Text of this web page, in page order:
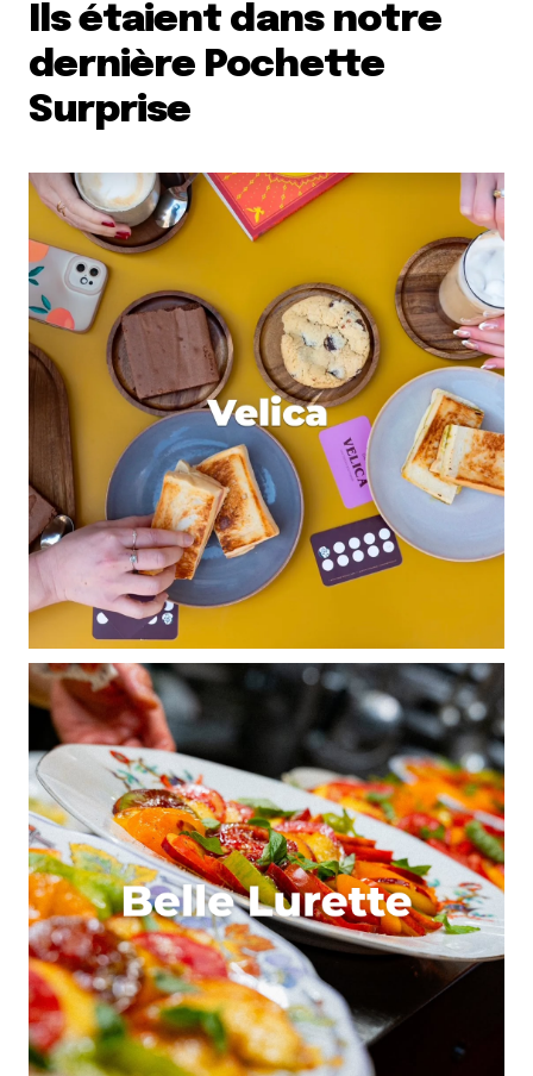
Ils étaient dans notre
dernière Pochette
Surprise